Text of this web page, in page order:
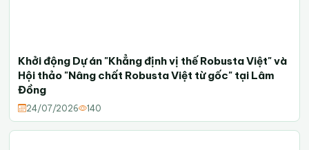
Khởi động Dự án "Khẳng định vị thế Robusta Việt" và
Hội thảo "Nâng chất Robusta Việt từ gốc" tại Lâm
Đồng
24/07/2026 140